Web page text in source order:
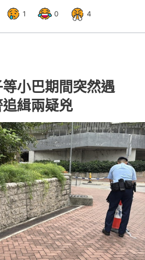
1 0 4
小巴期間突然遇
緝兩疑兇